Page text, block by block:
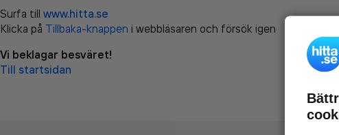
Surfa till www.hitta.se
Klicka på Tillbaka-knappen i webbläsaren och försök igen
Vi beklagar besväret!
Till startsidan